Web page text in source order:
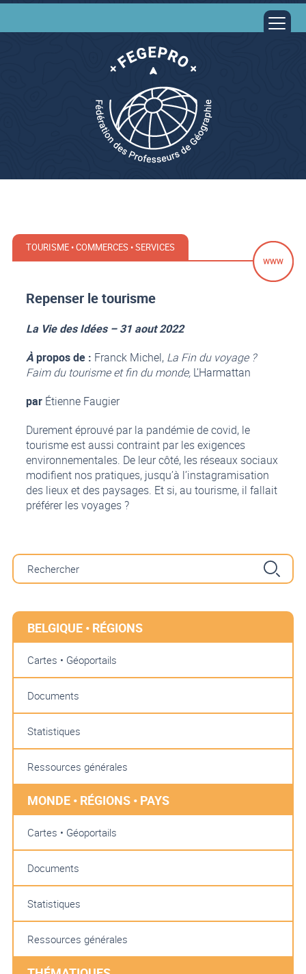
TOURISME • COMMERCES • SERVICES
Repenser le tourisme
La Vie des Idées – 31 aout 2022
Àpropos de : Franck Michel,La Fin du voyage ?
Faim du tourisme et fin du monde, L’Harmattan
par Étienne Faugier
Durement éprouvé par la pandémie de covid, le
tourisme est aussi contraint par les exigences
environnementales. De leur côté, les réseaux sociaux
modifient nos pratiques, jusqu’à l’instagramisation
des lieux et des paysages. Et si, au tourisme, il fallait
préférer les voyages ?
BELGIQUE • RÉGIONS
Cartes • Géoportails
Documents
Statistiques
Ressources générales
MONDE • RÉGIONS • PAYS
Cartes • Géoportails
Documents
Statistiques
Ressources générales